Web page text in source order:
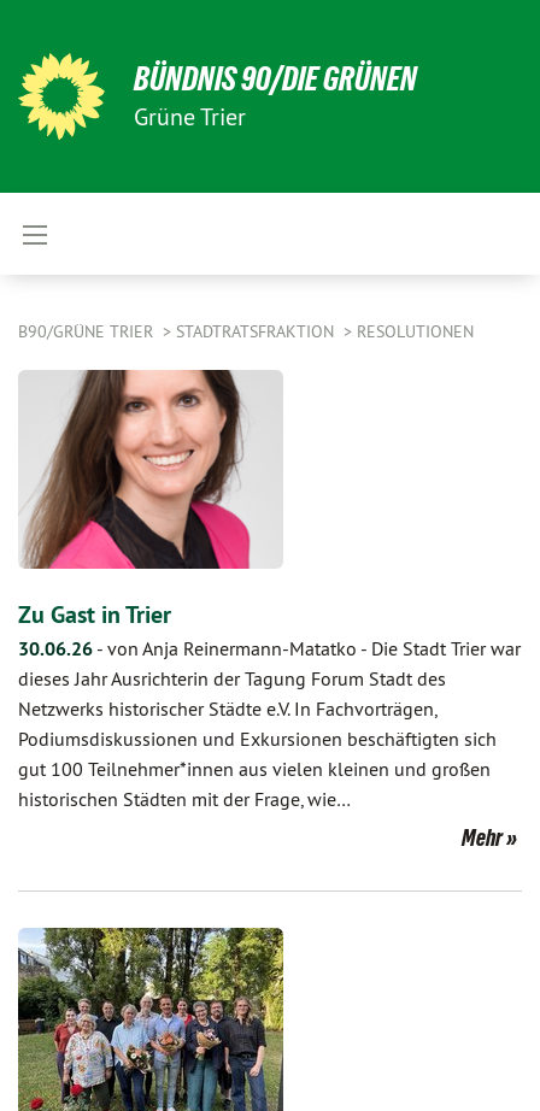
BÜNDNIS 90/DIE GRÜNEN
Grüne Trier
B90/GRÜNE TRIER STADTRATSFRAKTION RESOLUTIONEN
Zu Gast in Trier
30.06.26 - von Anja Reinermann-Matatko - Die Stadt Trier war
dieses Jahr Ausrichterin der Tagung Forum Stadt des
Netzwerks historischer Städte e.V. In Fachvorträgen,
Podiumsdiskussionen und Exkursionen beschäftigten sich
gut 100 Teilnehmer*innen aus vielen kleinen und großen
historischen Städten mit der Frage, wie…
Mehr